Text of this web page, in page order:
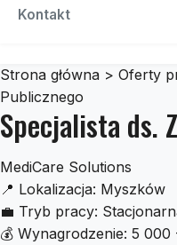
Czescidoauta
Kontakt
Strona główna > Oferty
Publicznego
Specjalista ds.
MediCare Solutions
📍 Lokalizacja: Myszków
💼 Tryb pracy:
💰 Wynagrodzenie: 5 000